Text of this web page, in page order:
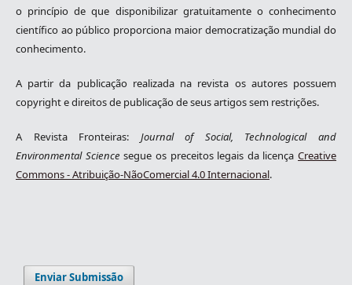
o princípio de que disponibilizar gratuitamente o conhecimento
científico ao público proporciona maior democratização mundial do
conhecimento.
A partir da publicação realizada na revista os autores possuem
copyright e direitos de publicação de seus artigos sem restrições.
A Revista Fronteiras: Journal of Social, Technological and
Environmental Science segue os preceitos legais da licençaCreative
Commons - Atribuição-NãoComercial 4.0 Internacional.
Enviar Submissão